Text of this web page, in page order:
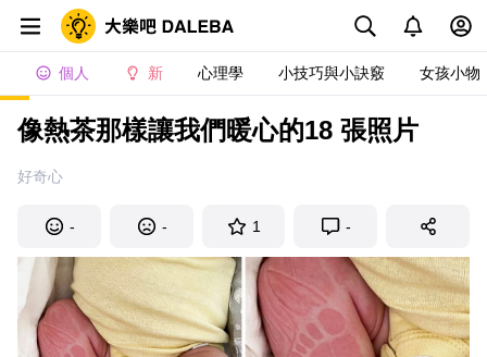
個人 新 心理學 小技巧與小訣竅 女孩小物
像熱茶那樣讓我們暖心的18 張照片
好奇心
- - 1 -